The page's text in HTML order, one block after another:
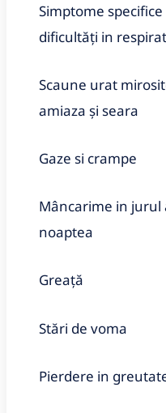
Simptome
dificultăți in
Scaune urat
amiaza și seara
Gaze si crampe
Mâncarime in jurul
noaptea
Greață
Stări de voma
Pierdere in